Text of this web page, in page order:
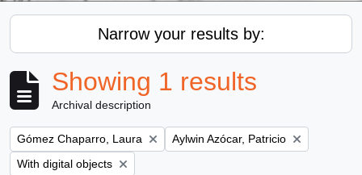
Narrow your results by:
Showing 1 results
Archival description
Remove filter:
Gómez Chaparro, Laura Remove filter:
Aylwin Azócar, Patricio
Remove filter:
With digital objects